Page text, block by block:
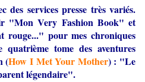
des services presse très variés.
"Mon Very Fashion Book" et
rouge..." pour mes chroniques
tome des aventures
(How I Met Your Mother) : "Le
légendaire".